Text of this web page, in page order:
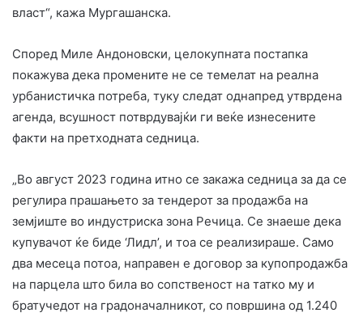
власт“, кажа Мургашанска.
Според Миле Андоновски, целокупната постапка
покажува дека промените не се темелат на реална
урбанистичка потреба, туку следат однапред утврдена
агенда, всушност потврдувајќи ги веќе изнесените
факти на претходната седница.
„Во август 2023 година итно се закажа седница за да се
регулира прашањето за тендерот за продажба на
земјиште во индустриска зона Речица. Се знаеше дека
купувачот ќе биде ‘Лидл’, и тоа се реализираше. Само
два месеца потоа, направен е договор за купопродажба
на парцела што била во сопственост на татко му и
братучедот на градоначалникот, со површина од 1.240